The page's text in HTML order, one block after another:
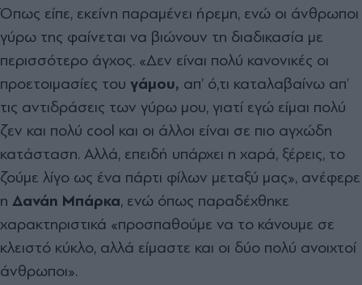
Όπως είπε, εκείνη παραμένει ήρεμη, ενώ οι άνθρωποι
γύρω της φαίνεται να βιώνουν τη διαδικασία με
περισσότερο άγχος. «Δεν είναι πολύ κανονικές οι
προετοιμασίες του γάμου, απ’ ό,τι καταλαβαίνω απ’
τις αντιδράσεις των γύρω μου, γιατί εγώ είμαι πολύ
ζεν και πολύ cool και οι άλλοι είναι σε πιο αγχώδη
κατάσταση. Αλλά, επειδή υπάρχει η χαρά, ξέρεις, το
ζούμε λίγο ως ένα πάρτι φίλων μεταξύ μας», ανέφερε
η Δανάη Μπάρκα, ενώ όπως παραδέχθηκε
χαρακτηριστικά «προσπαθούμε να το κάνουμε σε
κλειστό κύκλο, αλλά είμαστε και οι δύο πολύ ανοιχτοί
άνθρωποι».